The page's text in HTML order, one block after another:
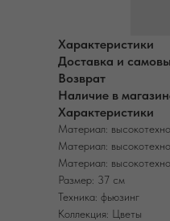
Характеристики
Доставка и
Возврат
Наличие в
Характеристики
Материал:
Материал:
Материал:
Размер: 37 см
Техника: фьюзинг
Коллекция: Цветы